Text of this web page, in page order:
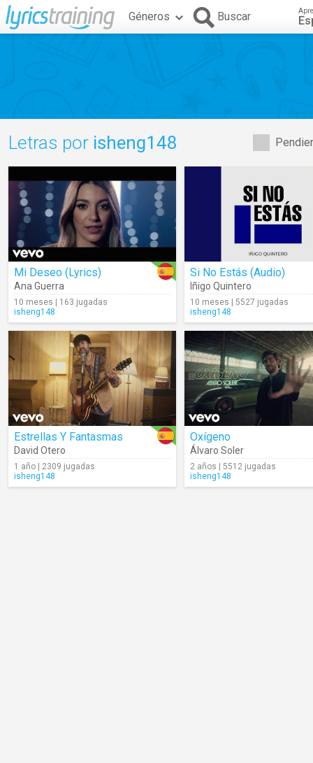
Géneros Buscar
Letras por isheng148
Mi Deseo (Lyrics)
Ana Guerra
10 meses | 163 jugadas
isheng148
Si No Estás (Audio)
Iñigo Quintero
10 meses | 5527 jugadas
isheng148
Estrellas Y Fantasmas
David Otero
1 año | 2309 jugadas
isheng148
Oxígeno
Álvaro Soler
2 años | 5512 jugadas
isheng148